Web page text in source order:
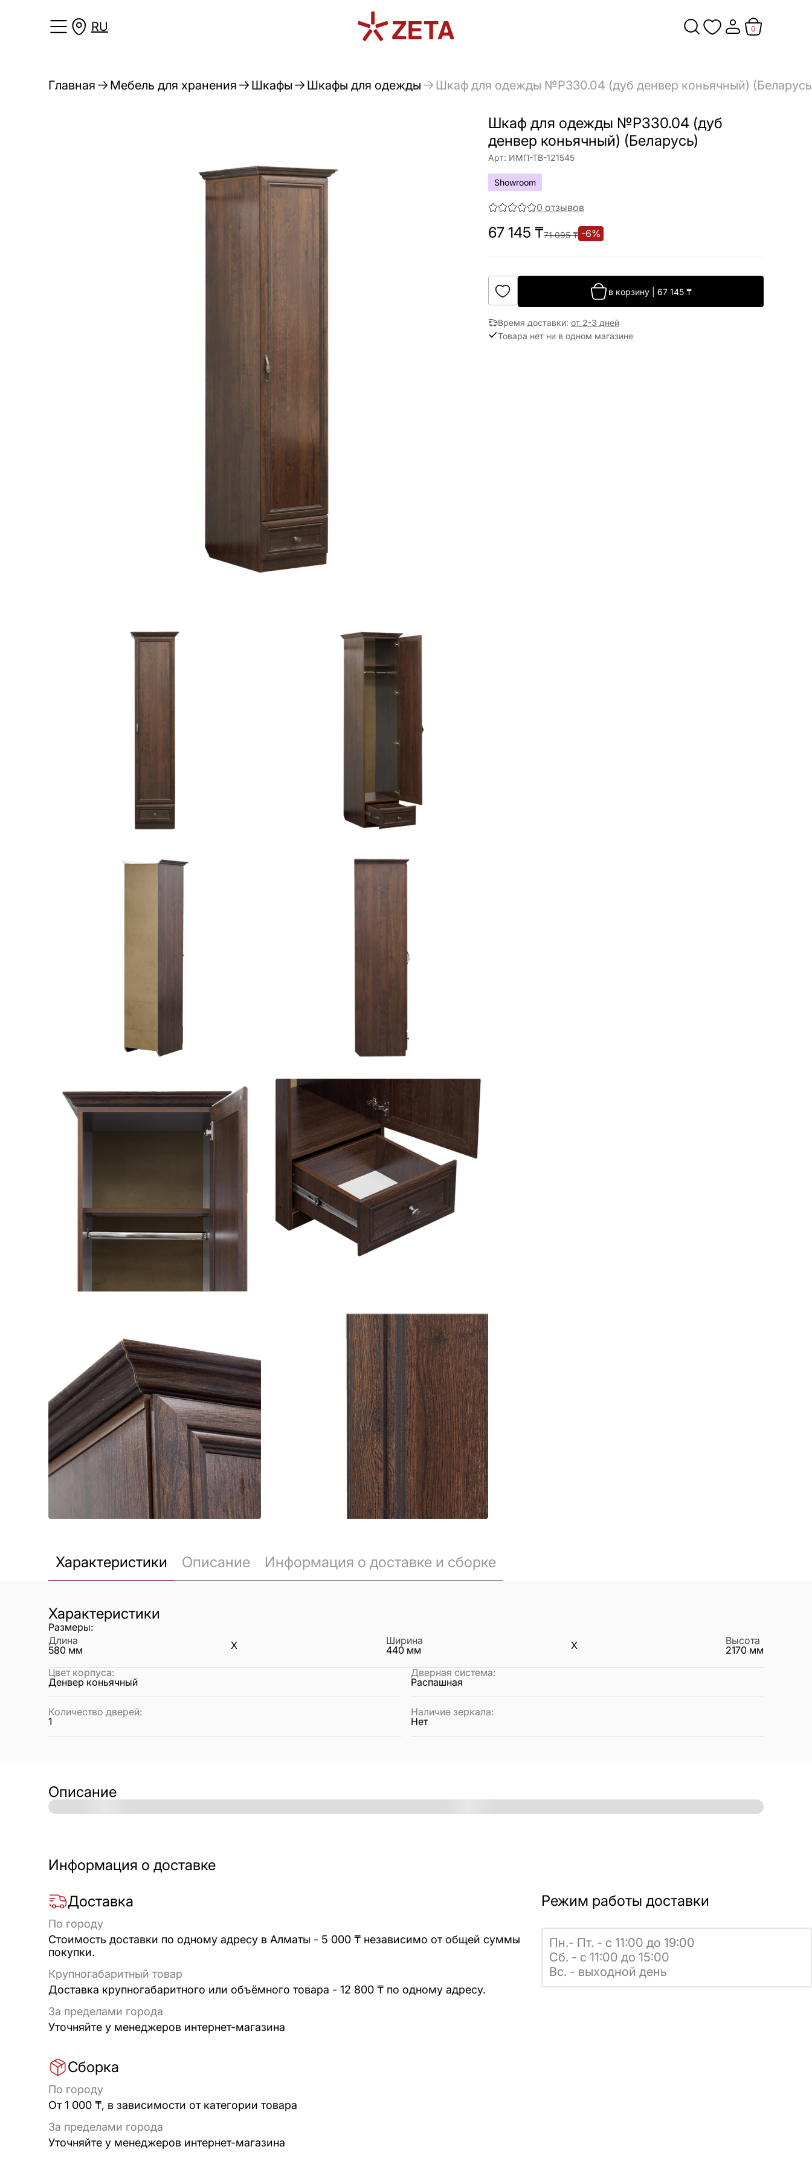
RU 0
Главная Мебель для хранения Шкафы Шкафы для одежды Шкаф для одежды №Р330.04 (дуб денвер коньячный)
Шкаф для одежды №Р330.04 (дуб
денвер коньячный) (Беларусь)
Арт: ИМП-ТВ-121545
Showroom
0 отзывов
67 145 ₸71 095₸ -6%
в корзину |67 145 ₸
Время доставки: от 2-3 дней
Товара нет ни в одном магазине
Характеристики Описание Информация о доставке и сборке
Характеристики
Размеры:
Длина
580 мм X
Ширина
440 мм X
Высота
2170 мм
Цвет корпуса:
Денвер коньячный
Дверная система:
Распашная
Количество дверей:
1
Наличие зеркала:
Нет
Описание
Информация о доставке
Доставка
По городу
Стоимость доставки по одному адресу в Алматы - 5 000 ₸ независимо от общей суммы
покупки.
Крупногабаритный товар
Доставка крупногабаритного или объёмного товара - 12 800 ₸ по одному адресу.
За пределами города
Уточняйте у менеджеров интернет-магазина
Сборка
По городу
От 1 000 ₸, в зависимости от категории товара
За пределами города
Уточняйте у менеджеров интернет-магазина
Режим работы доставки
Пн.- Пт. - с 11:00 до 19:00
Сб. - с 11:00 до 15:00
Вс. - выходной день